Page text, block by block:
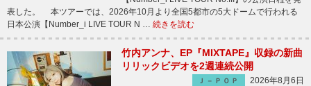
表した。 本ツアーでは、2026年10月より全国5都市の5大ドームで行われる
日本公演【Number_i LIVE TOUR N … 続きを読む
竹内アンナ、EP『MIXTAPE』収録の新曲
リリックビデオを2週連続公開
Ｊ－ＰＯＰ
2026年8月6日